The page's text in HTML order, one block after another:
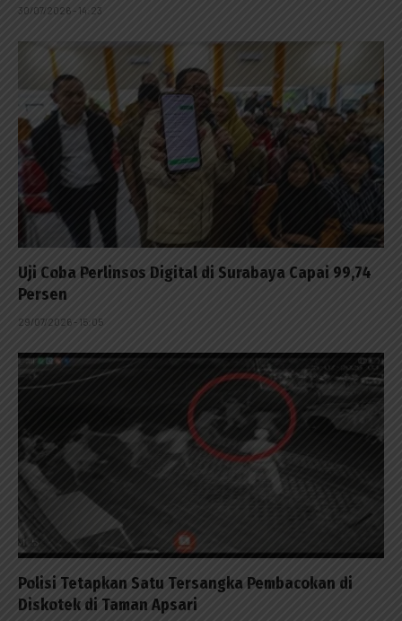
30/07/2026 - 14:23
Uji Coba Perlinsos Digital di Surabaya Capai 99,74
Persen
29/07/2026 - 15:05
Polisi Tetapkan Satu Tersangka Pembacokan di
Diskotek di Taman Apsari